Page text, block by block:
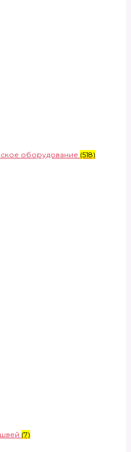
оборудование (518)
(7)